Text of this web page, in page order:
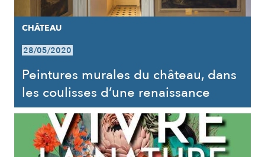
CHÂTEAU
28/05/2020
Peintures murales du château, dans
les coulisses d’une renaissance